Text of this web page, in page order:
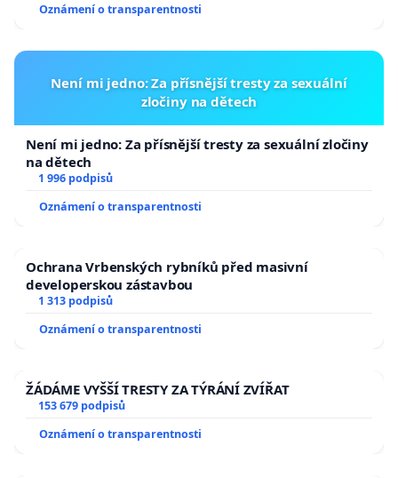
Oznámení o transparentnosti
Není mi jedno: Za přísnější tresty za sexuální
zločiny na dětech
Není mi jedno: Za přísnější tresty za sexuální zločiny
na dětech
1 996 podpisů
Oznámení o transparentnosti
Ochrana Vrbenských rybníků před masivní
developerskou zástavbou
1 313 podpisů
Oznámení o transparentnosti
ŽÁDÁME VYŠŠÍ TRESTY ZA TÝRÁNÍ ZVÍŘAT
153 679 podpisů
Oznámení o transparentnosti